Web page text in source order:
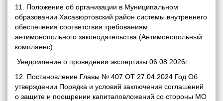
11. Положение об организации в Муниципальном
образовании Хасавюртовский район системы внутреннего
обеспечения соответствия требованиям
антимонопольного законодательства (Антимонопольный
комплаенс)
Уведомление о проведении экспертизы 06.08.2026г
12. Постановление Главы № 407 ОТ 27.04.2024 Год Об
утверждении Порядка и условий заключения соглашений
о защите и поощрении капиталовложений со стороны МО